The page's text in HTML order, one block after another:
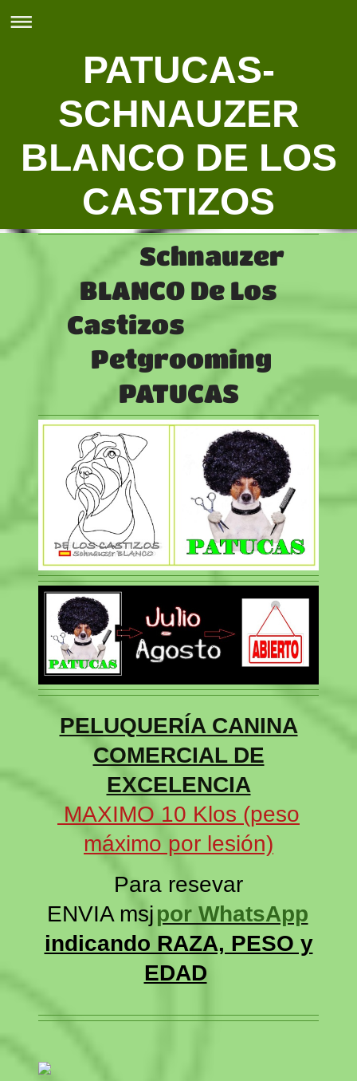
PATUCAS-
SCHNAUZER
BLANCO DE LOS
CASTIZOS
Schnauzer
BLANCO De Los
Castizos
Petgrooming
PATUCAS
PELUQUERÍA CANINA
COMERCIAL DE
EXCELENCIA
MAXIMO 10 Klos (peso
máximo por lesión)
Para resevar
ENVIA msjpor WhatsApp
indicando RAZA, PESO y
EDAD